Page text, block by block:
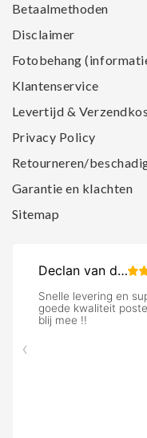
Betaalmethoden
Disclaimer
Fotobehang
Klantenservice
Levertijd &
Privacy Policy
Retourneren/
Garantie en klachten
Sitemap